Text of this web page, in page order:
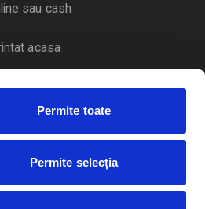
Permite toate
Permite selecția
sau cash
acasa
curier
bilete